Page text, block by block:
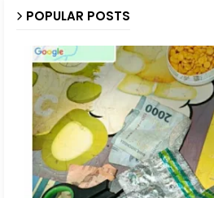
POPULAR POSTS